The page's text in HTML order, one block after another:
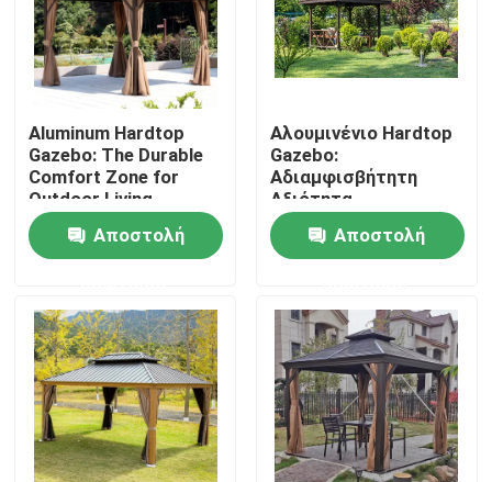
Σπίτι
Προϊόντα
Γύρος εργοστασίων
Ποιοτικός έλεγχος
Aluminum Hardtop
Gazebo: The Durable
Comfort Zone for
Outdoor Living
Αποστολή
Αλουμινένιο Hardtop
Gazebo:
Αδιαμφισβήτητη
Αξιότητα
Εμπιστοσύνης για
τον Εξωτερικό Σας
Χώρο
Αποστολή